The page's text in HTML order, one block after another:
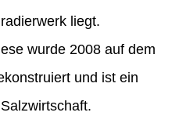
liegt.
wurde 2008 auf dem
und ist ein